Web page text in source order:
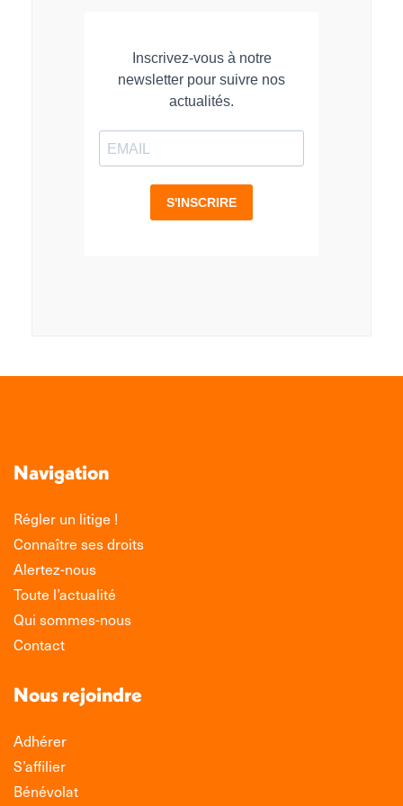
Navigation
Régler un litige !
Connaître ses droits
Alertez-nous
Toute l’actualité
Qui sommes-nous
Contact
Nous rejoindre
Adhérer
S’affilier
Bénévolat